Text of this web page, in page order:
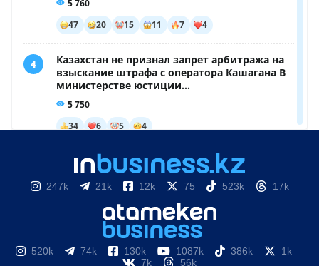
247k 21k 12k 75 523k 17k
520k 74k 130k 1087k 386k
1k
7k
56k